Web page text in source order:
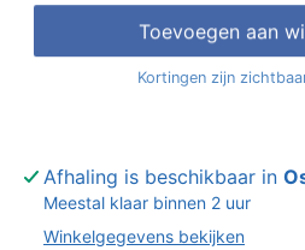
Toevoegen aan
Kortingen zijn
Afhaling is beschikbaar in
Meestal klaar binnen 2 uur
Winkelgegevens bekijken